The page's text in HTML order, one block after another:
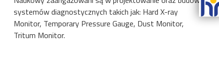
systemów diagnostycznych takich jak: Hard X-ray
Monitor, Temporary Pressure Gauge, Dust Monitor,
Tritum Monitor.